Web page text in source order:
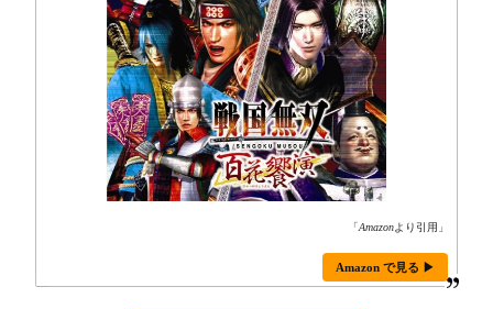
「Amazonより引用」
Amazon で見る ▶